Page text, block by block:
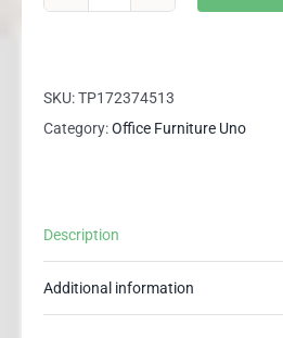
Filing
Cabinet
quantity
SKU:TP172374513
Category:Office Furniture Uno
Description
Additional information